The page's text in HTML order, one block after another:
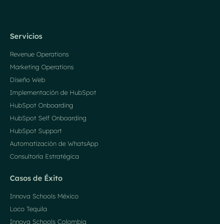
Servicios
Revenue Operations
Marketing Operations
Diseño Web
Implementación de HubSpot
HubSpot Onboarding
HubSpot Self Onboarding
HubSpot Support
Automatización de WhatsApp
Consultoría Estratégica
Casos de Éxito
Innova Schools México
Loco Tequila
Innova Schools Colombia